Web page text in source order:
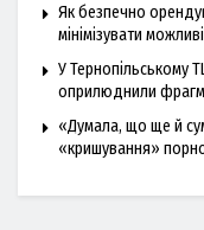
Як безпечно
мінімізувати
У Тернопільському
оприлюднили
«Думала, що ще й
«кришування»